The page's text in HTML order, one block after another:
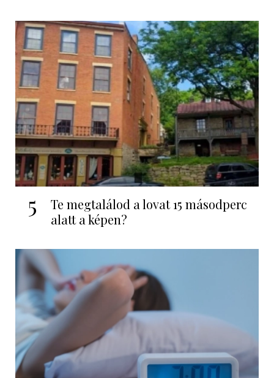
5
Te megtalálod a lovat 15 másodperc
alatt a képen?